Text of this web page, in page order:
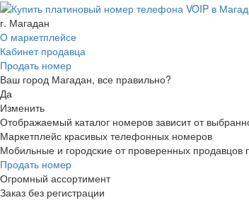
г. Магадан
О маркетплейсе
Кабинет продавца
Продать номер
Ваш город Магадан, все правильно?
Да
Изменить
Отображаемый каталог номеров зависит от
Маркетплейс красивых телефонных номеров
Мобильные и городские от проверенных продавцов
Продать номер
Огромный ассортимент
Заказ без регистрации